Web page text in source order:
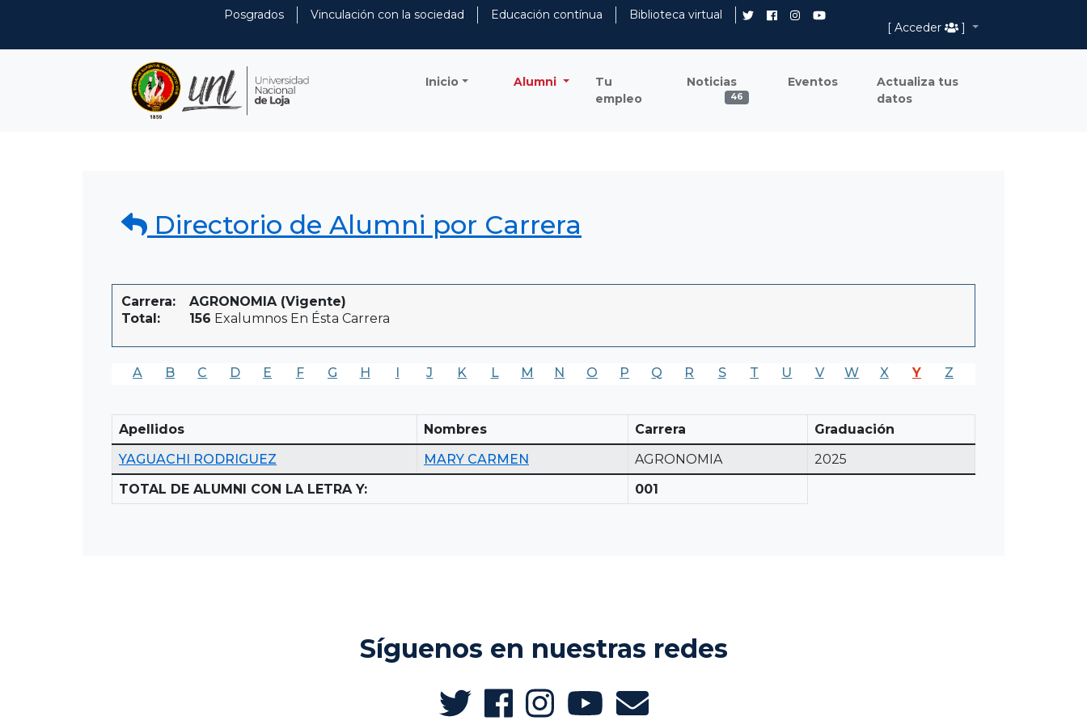
Posgrados Vinculación con la sociedad Educación contínua
Biblioteca virtual
[ Acceder
]
Inicio Alumni
Tu
empleo
Noticias
46
Eventos
Actualiza tus
datos
Directorio de Alumni por Carrera
Carrera:
AGRONOMIA (Vigente)
Total:
156 Exalumnos En Ésta Carrera
A B C D E F G H I J K L M N O P Q R S T U V W X Y Z
Apellidos Nombres Carrera
Graduación
YAGUACHI RODRIGUEZ
MARY CARMEN AGRONOMIA
2025
TOTAL DE ALUMNI CON LA LETRA Y:
001
Síguenos en nuestras redes